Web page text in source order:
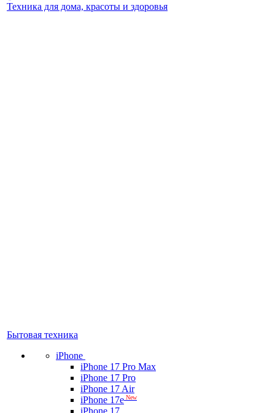
Техника для дома, красоты и здоровья
Бытовая техника
iPhone
iPhone 17 Pro Max
iPhone 17 Pro
iPhone 17 Air
iPhone 17e New